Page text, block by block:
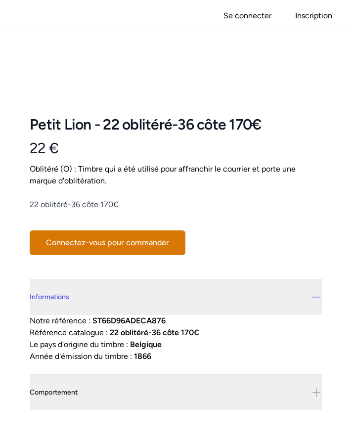
Se connecter Inscription
Petit Lion - 22 oblitéré-36 côte 170€
Product information
22 €
Conditions
Oblitéré (O) : Timbre qui a été utilisé pour affranchir le courrier et porte une
marque d'oblitération.
Description
22 oblitéré-36 côte 170€
Connectez-vous pour commander
Informations
Notre référence : ST66D96ADECA876
Référence catalogue : 22 oblitéré-36 côte 170€
Le pays d'origine du timbre : Belgique
Année d'émission du timbre : 1866
Comportement